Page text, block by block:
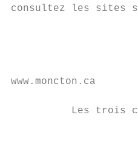
consultez les sites
www.moncton.ca
Les trois